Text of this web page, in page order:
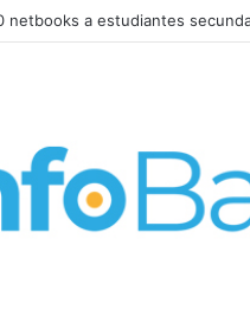
netbooks a estudiantes